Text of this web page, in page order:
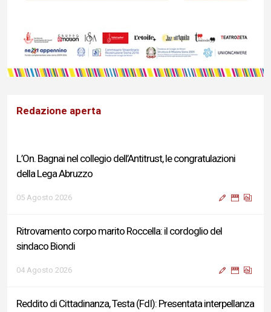
Redazione aperta
L’On. Bagnai nel collegio dell’Antitrust, le congratulazioni
della Lega Abruzzo
05 Agosto 2026
Ritrovamento corpo marito Roccella: il cordoglio del
sindaco Biondi
04 Agosto 2026
Reddito di Cittadinanza, Testa (FdI): Presentata interpellanza